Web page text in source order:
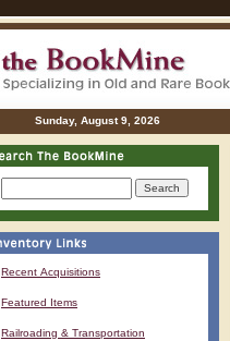
Sunday, August 9, 2026
Recent Acquisitions
Featured Items
Railroading & Transportation